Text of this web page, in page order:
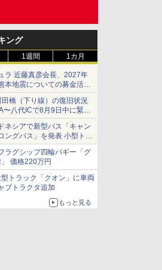
ング
1週間 1カ月
ラ 近藤真彦会長、2027年
本地震についての募金活動
橋（下り線）の復旧状況
〜八代ICで8月9日中に緊急
ネシアで新型バス「キャン
ングバス」を発表 小型トラ
旅客輸送向けバス
ラグシップ四輪バギー「グ
価格220万円
トラック「クオン」に車両
ブトラクタ追加
もっと見る